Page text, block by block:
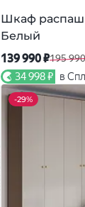
Шкаф
Белый
139 990 ₽195
34 998 ₽ в
-29%